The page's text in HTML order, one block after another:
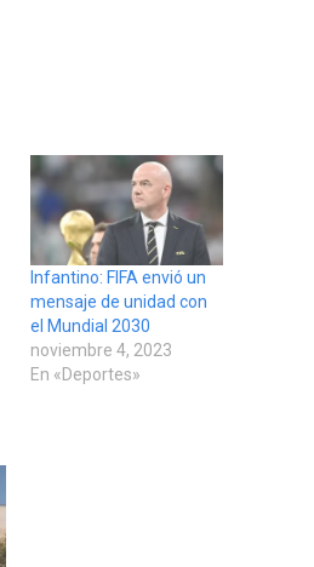
Infantino: FIFA envió un
mensaje de unidad con
el Mundial 2030
noviembre 4, 2023
En «Deportes»